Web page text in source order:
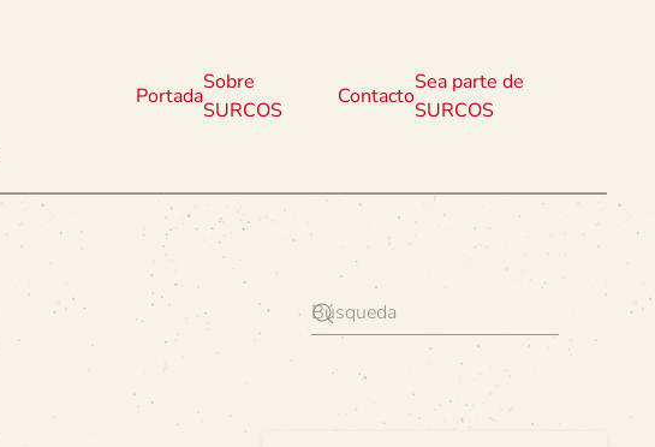
Portada
Sobre
SURCOS
Contacto
Sea parte de
SURCOS